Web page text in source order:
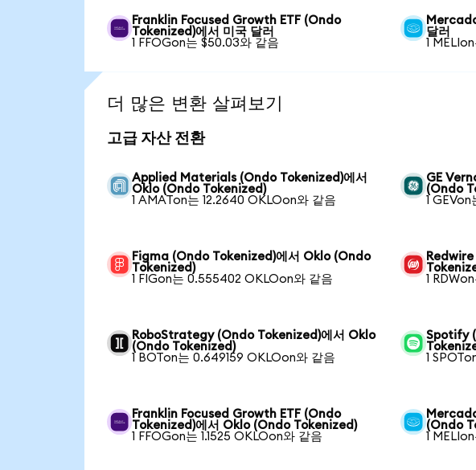
Franklin Focused Growth ETF (Ondo
Tokenized)에서 미국 달러
1 FFOGon는 $50.03와 같음
달러
1
더 많은 변환 살펴보기
고급 자산 전환
Applied Materials (Ondo Tokenized)에서
Oklo (Ondo Tokenized)
1 AMATon는 12.2640 OKLOon와 같음
GE
(Ondo
1
Figma (Ondo Tokenized)에서 Oklo (Ondo
Tokenized)
1 FIGon는 0.555402 OKLOon와 같음
1
RoboStrategy (Ondo Tokenized)에서 Oklo
(Ondo Tokenized)
1 BOTon는 0.649159 OKLOon와 같음
Spotify
1
Franklin Focused Growth ETF (Ondo
Tokenized)에서 Oklo (Ondo Tokenized)
1 FFOGon는 1.1525 OKLOon와 같음
(Ondo
1